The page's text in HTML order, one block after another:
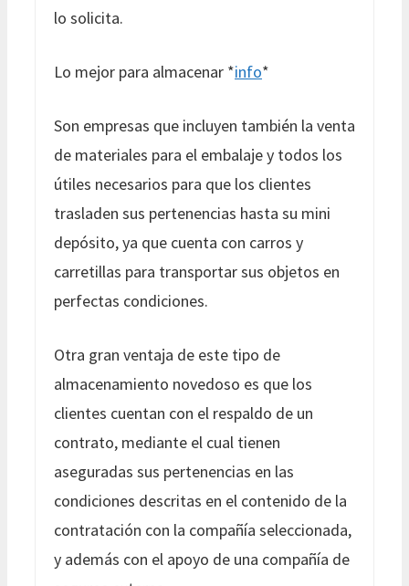
lo solicita.
Lo mejor para almacenar *info*
Son empresas que incluyen también la venta
de materiales para el embalaje y todos los
útiles necesarios para que los clientes
trasladen sus pertenencias hasta su mini
depósito, ya que cuenta con carros y
carretillas para transportar sus objetos en
perfectas condiciones.
Otra gran ventaja de este tipo de
almacenamiento novedoso es que los
clientes cuentan con el respaldo de un
contrato, mediante el cual tienen
aseguradas sus pertenencias en las
condiciones descritas en el contenido de la
contratación con la compañía seleccionada,
y además con el apoyo de una compañía de